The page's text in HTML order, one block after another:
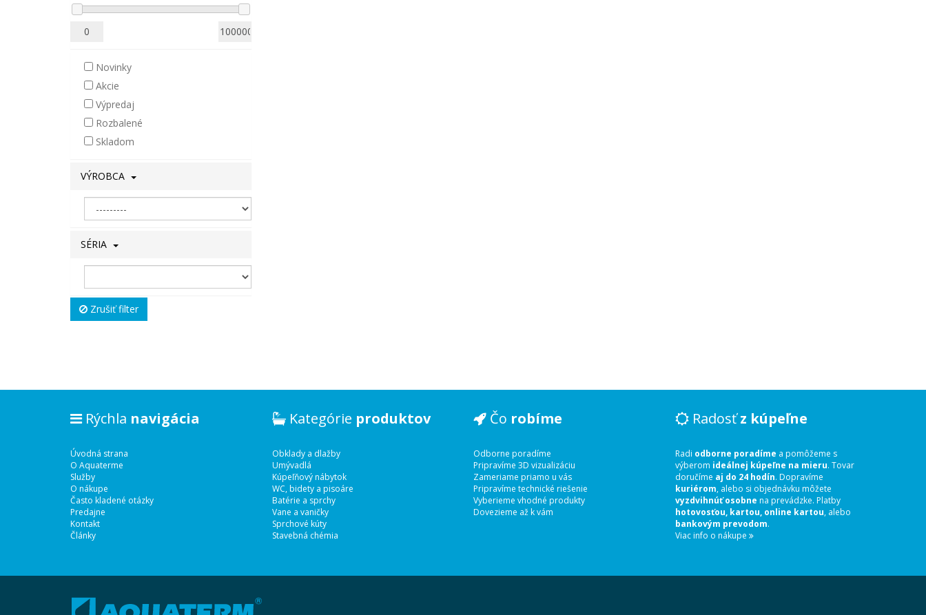
Novinky
Akcie
Výpredaj
Rozbalené
Skladom
VÝROBCA
SÉRIA
Zrušiť filter
Rýchla navigácia
Úvodná strana
O Aquaterme
Služby
O nákupe
Často kladené otázky
Predajne
Kontakt
Články
Kategórie produktov
Obklady a dlažby
Umývadlá
Kúpeľňový nábytok
WC, bidety a pisoáre
Batérie a sprchy
Vane a vaničky
Sprchové kúty
Stavebná chémia
Čo robíme
Odborne poradíme
Pripravíme 3D vizualizáciu
Zameriame priamo u vás
Pripravíme technické riešenie
Vyberieme vhodné produkty
Dovezieme až k vám
Radosťz kúpeľne
Radi odborne poradíme a pomôžeme s
výberom ideálnej kúpeľne na mieru. Tovar
doručíme aj do 24 hodín. Dopravíme
kuriérom, alebo si objednávku môžete
vyzdvihnúť osobne na prevádzke. Platby
hotovosťou, kartou, online kartou, alebo
bankovým prevodom.
Viac info o nákupe